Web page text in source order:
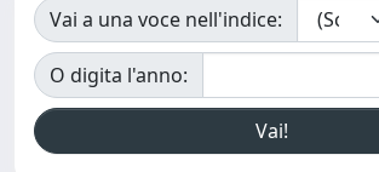
Vai a una voce nell'indice:
O digita l'anno: